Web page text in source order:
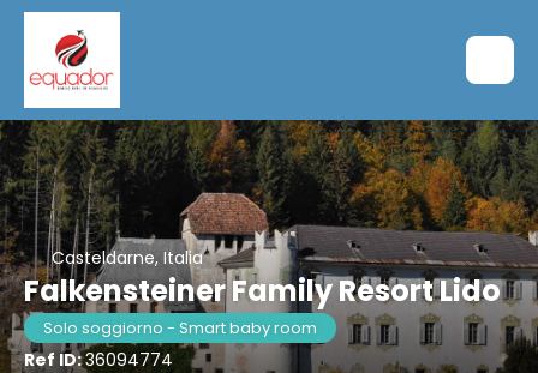
Casteldarne, Italia
Falkensteiner Family Resort Lido
Solo soggiorno - Smart baby room
Ref ID:36094774